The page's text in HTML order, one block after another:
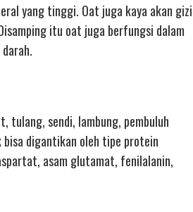
yang tinggi. Oat juga kaya akan gizi
itu oat juga berfungsi dalam
sendi, lambung, pembuluh
digantikan oleh tipe protein
asam glutamat, fenilalanin,